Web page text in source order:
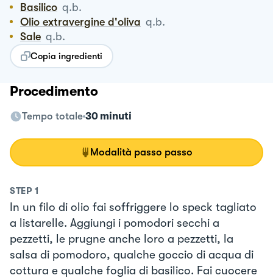
Basilico q.b.
Olio extravergine d'oliva q.b.
Sale q.b.
Copia ingredienti
Procedimento
Tempo totale 30 minuti
Modalità passo passo
STEP 1
In un filo di olio fai soffriggere lo speck tagliato
a listarelle. Aggiungi i pomodori secchi a
pezzetti, le prugne anche loro a pezzetti, la
salsa di pomodoro, qualche goccio di acqua di
cottura e qualche foglia di basilico. Fai cuocere